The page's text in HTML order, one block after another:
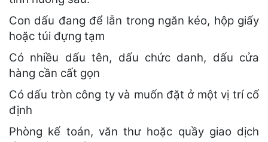
Con dấu đang để lẫn trong ngăn kéo, hộp giấy
hoặc túi đựng tạm
Có nhiều dấu tên, dấu chức danh, dấu cửa
hàng cần cất gọn
Có dấu tròn công ty và muốn đặt ở một vị trí cố
định
Phòng kế toán, văn thư hoặc quầy giao dịch